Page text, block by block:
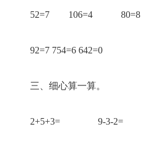
52=7 106=4 80=8
92=7 754=6 642=0
三、细心算一算。
2+5+3= 9-3-